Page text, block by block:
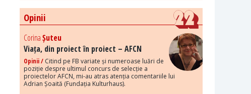
Opinii
CorinaȘuteu
Viața, din proiect în proiect – AFCN
Opinii / Citind pe FB variate și numeroase luări de
poziție despre ultimul concurs de selecție a
proiectelor AFCN, mi-au atras atenția comentariile lui
Adrian Șoaită (Fundația Kulturhaus).